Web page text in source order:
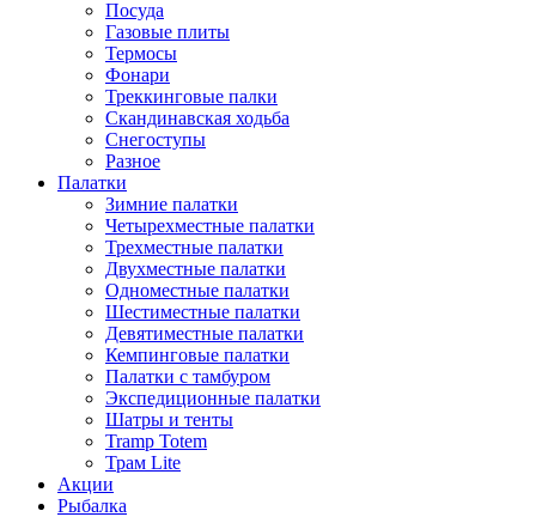
Посуда
Газовые плиты
Термосы
Фонари
Треккинговые палки
Скандинавская ходьба
Снегоступы
Разное
Палатки
Зимние палатки
Четырехместные палатки
Трехместные палатки
Двухместные палатки
Одноместные палатки
Шестиместные палатки
Девятиместные палатки
Кемпинговые палатки
Палатки с тамбуром
Экспедиционные палатки
Шатры и тенты
Tramp Totem
Трам Lite
Акции
Рыбалка